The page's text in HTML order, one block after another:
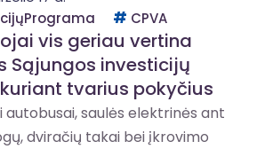
CPVA
vis geriau vertina
Sąjungos investicijų
tvarius pokyčius
autobusai, saulės elektrinės ant
dviračių takai bei įkrovimo